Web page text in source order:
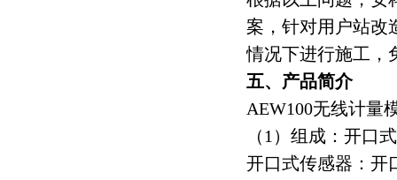
案，针对用户站改
情况下进行施工，
五、产品简介
AEW100无线计量
（1）组成：开口
开口式传感器：开